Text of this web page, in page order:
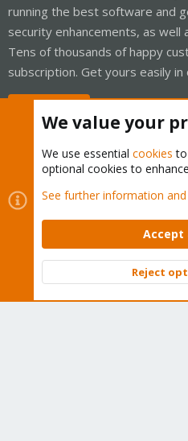
running the best software and
security enhancements, as
Tens of thousands of happy
subscription. Get yours easily in
Cookies
Proxmox Support
Contact us
Terms and rules
Community platform by XenForo ©
We value your
We use essential cookies to
optional cookies to
See further information
Accept
Reject